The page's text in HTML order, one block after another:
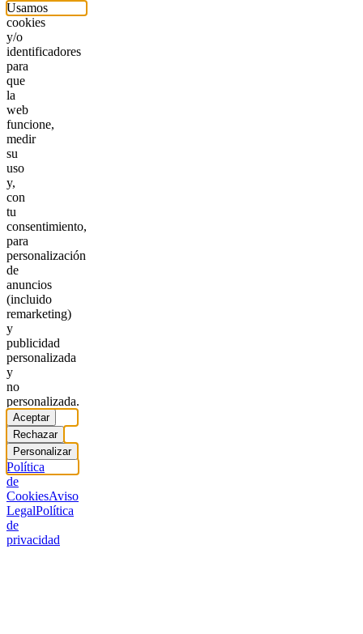
Usamos
cookies
y/o
identificadores
para
que
la
web
funcione,
medir
su
uso
y,
con
tu
consentimiento,
para
personalización
de
anuncios
(incluido
remarketing)
y
publicidad
personalizada
y
no
personalizada.
Aceptar
Rechazar
Personalizar
Política
de
CookiesAviso
LegalPolítica
de
privacidad